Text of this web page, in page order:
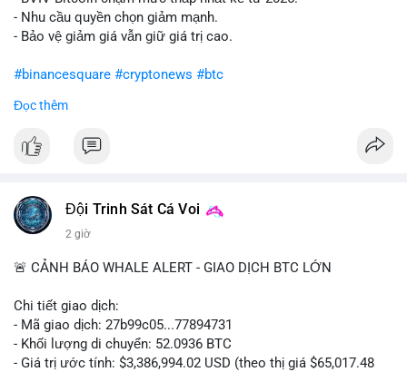
- Nhu cầu quyền chọn giảm mạnh.
- Bảo vệ giảm giá vẫn giữ giá trị cao.
#binancesquare #cryptonews #btc
$btc
#vlikevn #titanbot
Đọc thêm
Đội Trinh Sát Cá Voi
2 giờ
🚨 CẢNH BÁO WHALE ALERT - GIAO DỊCH BTC LỚN
Chi tiết giao dịch:
- Mã giao dịch: 27b99c05...77894731
- Khối lượng di chuyển: 52.0936 BTC
- Giá trị ước tính: $3,386,994.02 USD (theo thị giá $65,017.48